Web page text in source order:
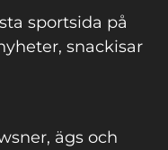
sportsida på
snackisar
ägs och